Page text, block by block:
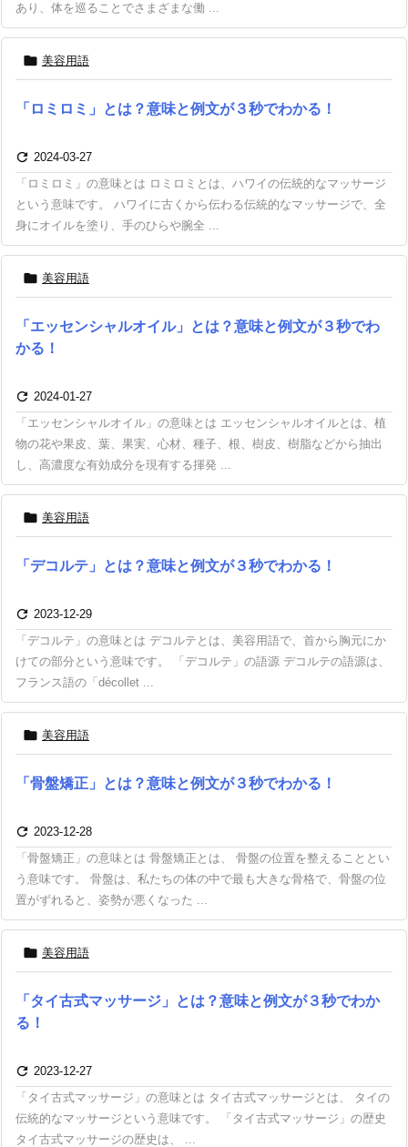
あり、体を巡ることでさまざまな働 ...
 美容用語
「ロミロミ」とは？意味と例文が３秒でわかる！
 2024-03-27
「ロミロミ」の意味とは ロミロミとは、ハワイの伝統的なマッサージ
という意味です。 ハワイに古くから伝わる伝統的なマッサージで、全
身にオイルを塗り、手のひらや腕全 ...
 美容用語
「エッセンシャルオイル」とは？意味と例文が３秒でわ
かる！
 2024-01-27
「エッセンシャルオイル」の意味とは エッセンシャルオイルとは、植
物の花や果皮、葉、果実、心材、種子、根、樹皮、樹脂などから抽出
し、高濃度な有効成分を現有する揮発 ...
 美容用語
「デコルテ」とは？意味と例文が３秒でわかる！
 2023-12-29
「デコルテ」の意味とは デコルテとは、美容用語で、首から胸元にか
けての部分という意味です。 「デコルテ」の語源 デコルテの語源は、
フランス語の「décollet ...
 美容用語
「骨盤矯正」とは？意味と例文が３秒でわかる！
 2023-12-28
「骨盤矯正」の意味とは 骨盤矯正とは、 骨盤の位置を整えることとい
う意味です。 骨盤は、私たちの体の中で最も大きな骨格で、骨盤の位
置がずれると、姿勢が悪くなった ...
 美容用語
「タイ古式マッサージ」とは？意味と例文が３秒でわか
る！
 2023-12-27
「タイ古式マッサージ」の意味とは タイ古式マッサージとは、 タイの
伝統的なマッサージという意味です。 「タイ古式マッサージ」の歴史
タイ古式マッサージの歴史は、 ...